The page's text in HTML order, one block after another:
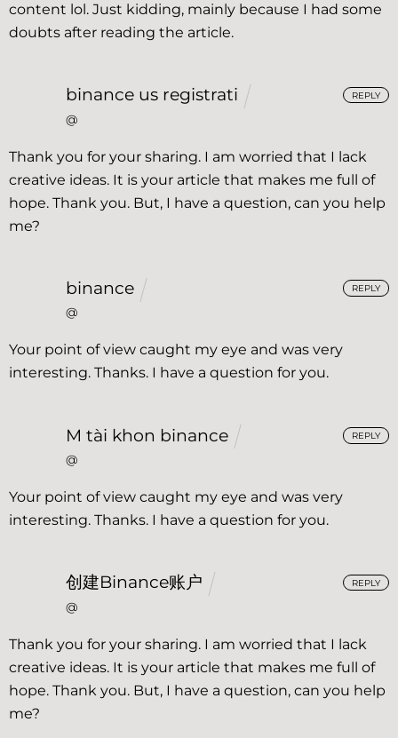
content lol. Just kidding, mainly because I had some
doubts after reading the article.
binance us registrati
@
Thank you for your sharing. I am worried that I lack
creative ideas. It is your article that makes me full of
hope. Thank you. But, I have a question, can you help
me?
REPLY
binance
@
Your point of view caught my eye and was very
interesting. Thanks. I have a question for you.
REPLY
M tài khon binance
@
Your point of view caught my eye and was very
interesting. Thanks. I have a question for you.
REPLY
创建Binance账户
@
Thank you for your sharing. I am worried that I lack
creative ideas. It is your article that makes me full of
hope. Thank you. But, I have a question, can you help
me?
REPLY